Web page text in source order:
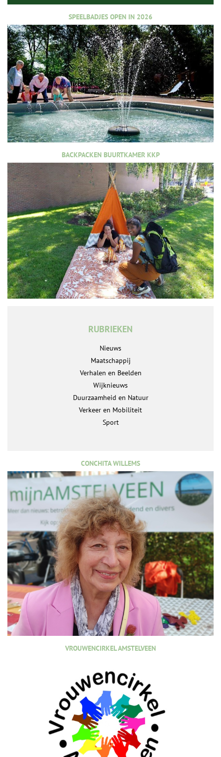
SPEELBADJES OPEN IN 2026
BACKPACKEN BUURTKAMER KKP
RUBRIEKEN
Nieuws
Maatschappij
Verhalen en Beelden
Wijknieuws
Duurzaamheid en Natuur
Verkeer en Mobiliteit
Sport
CONCHITA WILLEMS
VROUWENCIRKEL AMSTELVEEN